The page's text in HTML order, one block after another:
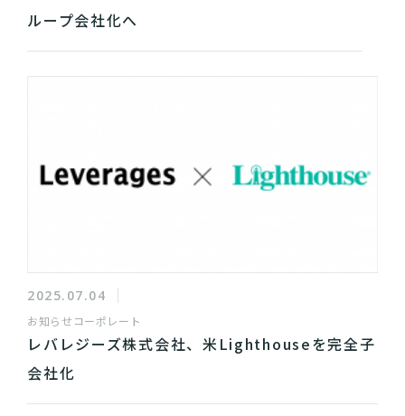
ループ会社化へ
2025.07.04
お知らせ コーポレート
レバレジーズ株式会社、米Lighthouseを完全子
会社化